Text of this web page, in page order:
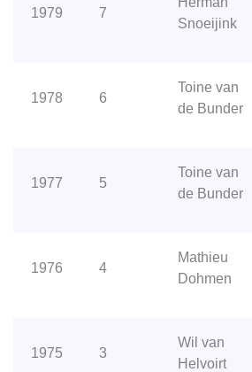
1979 7
Snoeijink
1978 6
Toine van
de Bunder
1977 5
Toine van
de Bunder
1976 4
Mathieu
Dohmen
1975 3
Wil van
Helvoirt